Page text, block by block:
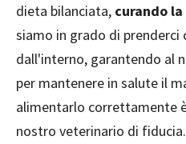
dieta bilanciata, curando
siamo in grado di prenderci
dall'interno, garantendo al
per mantenere in salute il
alimentarlo correttamente
nostro veterinario di fiducia.